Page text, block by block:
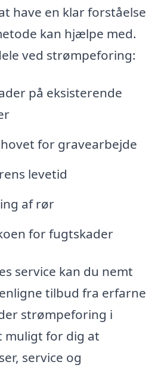
have en klar forståelse
kan hjælpe med.
ved strømpeforing:
på eksisterende
for gravearbejde
levetid
af rør
for fugtskader
service kan du nemt
tilbud fra erfarne
strømpeforing i
muligt for dig at
service og